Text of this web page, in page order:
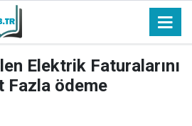
Elektrik Faturalarını
Fazla ödeme